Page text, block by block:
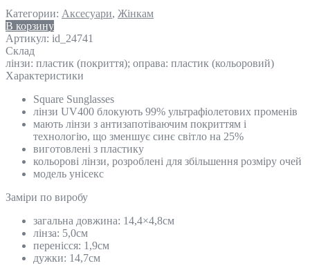
Категории: Аксесуари, Жінкам
В корзину
Артикул: id_24741
Склад
лінзи: пластик (покриття); оправа: пластик (кольоровий)
Характеристики
Square Sunglasses
лінзи UV400 блокують 99% ультрафіолетових променів
мають лінзи з антизапотіваючим покриттям і
технологію, що зменшує синє світло на 25%
виготовлені з пластику
кольорові лінзи, розроблені для збільшення розміру очей
модель унісекс
Замiри по виробу
загальна довжина: 14,4×4,8см
лінза: 5,0см
перенісся: 1,9см
дужки: 14,7см